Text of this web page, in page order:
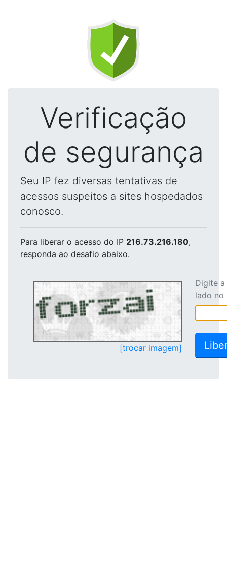
Verificação
de segurança
Seu IP fez diversas tentativas de
acessos suspeitos a sites hospedados
conosco.
Para liberar o acesso do IP 216.73.216.180,
responda ao desafio abaixo.
[trocar imagem]
Digite
lado no